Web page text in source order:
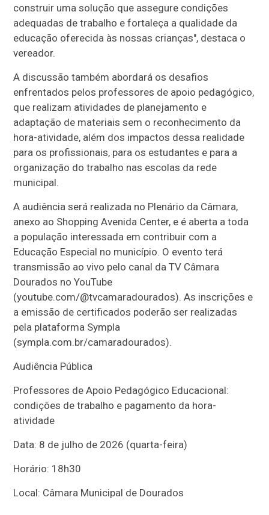
construir uma solução que assegure condições
adequadas de trabalho e fortaleça a qualidade da
educação oferecida às nossas crianças", destaca o
vereador.
A discussão também abordará os desafios
enfrentados pelos professores de apoio pedagógico,
que realizam atividades de planejamento e
adaptação de materiais sem o reconhecimento da
hora-atividade, além dos impactos dessa realidade
para os profissionais, para os estudantes e para a
organização do trabalho nas escolas da rede
municipal.
A audiência será realizada no Plenário da Câmara,
anexo ao Shopping Avenida Center, e é aberta a toda
a população interessada em contribuir com a
Educação Especial no município. O evento terá
transmissão ao vivo pelo canal da TV Câmara
Dourados no YouTube
(youtube.com/@tvcamaradourados). As inscrições e
a emissão de certificados poderão ser realizadas
pela plataforma Sympla
(sympla.com.br/camaradourados).
Audiência Pública
Professores de Apoio Pedagógico Educacional:
condições de trabalho e pagamento da hora-
atividade
Data: 8 de julho de 2026 (quarta-feira)
Horário: 18h30
Local: Câmara Municipal de Dourados